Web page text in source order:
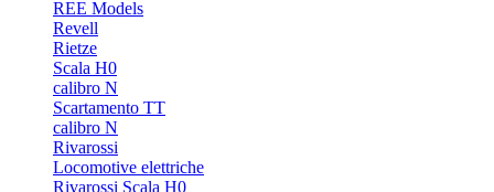
REE Models
Revell
Rietze
Scala H0
calibro N
Scartamento TT
calibro N
Rivarossi
Locomotive elettriche
Rivarossi Scala H0